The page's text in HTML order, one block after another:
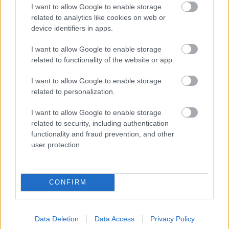
I want to allow Google to enable storage
related to analytics like cookies on web or
device identifiers in apps.
I want to allow Google to enable storage
related to functionality of the website or app.
I want to allow Google to enable storage
related to personalization.
I want to allow Google to enable storage
related to security, including authentication
functionality and fraud prevention, and other
user protection.
CONFIRM
Data Deletion Data Access Privacy Policy
Miles+Bonus λογαριασμού σας κατά τη διάρκεια
όλο το δίκτυο της Aegean.